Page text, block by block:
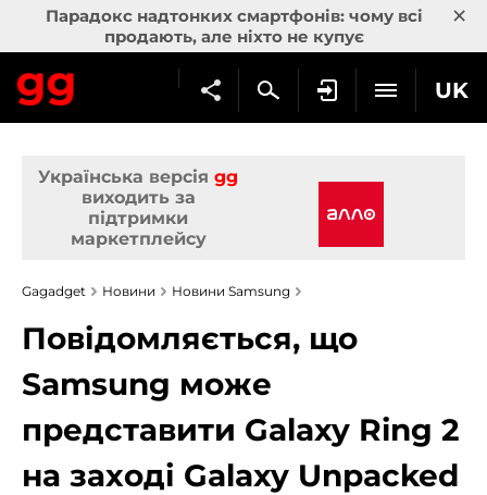
Парадокс надтонких смартфонів: чому всі
продають, але ніхто не купує
×
UK
Українська версія gg
виходить за
підтримки
маркетплейсу
Gagadget Новини Новини Samsung
Повідомляється, що
Samsung може
представити Galaxy Ring 2
на заході Galaxy Unpacked